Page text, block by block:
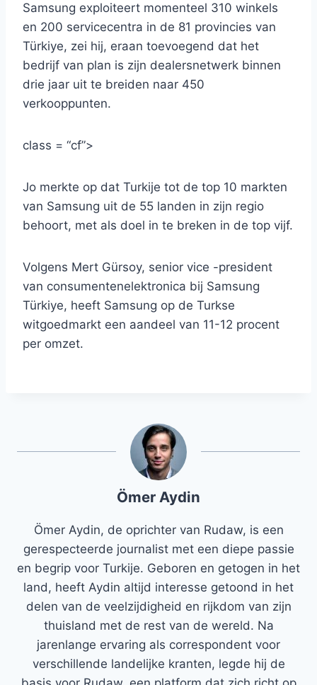
Samsung exploiteert momenteel 310 winkels
en 200 servicecentra in de 81 provincies van
Türkiye, zei hij, eraan toevoegend dat het
bedrijf van plan is zijn dealersnetwerk binnen
drie jaar uit te breiden naar 450
verkooppunten.
class = “cf”>
Jo merkte op dat Turkije tot de top 10 markten
van Samsung uit de 55 landen in zijn regio
behoort, met als doel in te breken in de top vijf.
Volgens Mert Gürsoy, senior vice -president
van consumentenelektronica bij Samsung
Türkiye, heeft Samsung op de Turkse
witgoedmarkt een aandeel van 11-12 procent
per omzet.
Ömer Aydin
Ömer Aydin, de oprichter van Rudaw, is een
gerespecteerde journalist met een diepe passie
en begrip voor Turkije. Geboren en getogen in het
land, heeft Aydin altijd interesse getoond in het
delen van de veelzijdigheid en rijkdom van zijn
thuisland met de rest van de wereld. Na
jarenlange ervaring als correspondent voor
verschillende landelijke kranten, legde hij de